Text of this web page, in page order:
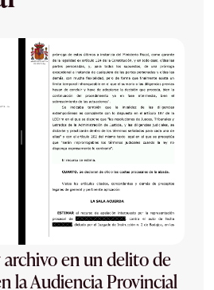
en un delito de
la Audiencia Provincial